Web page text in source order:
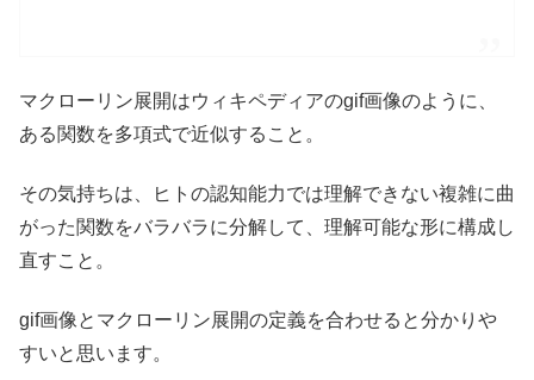
マクローリン展開はウィキペディアのgif画像のように、
ある関数を多項式で近似すること。
その気持ちは、ヒトの認知能力では理解できない複雑に曲
がった関数をバラバラに分解して、理解可能な形に構成し
直すこと。
gif画像とマクローリン展開の定義を合わせると分かりや
すいと思います。